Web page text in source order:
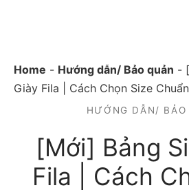
Home - Hướng dẫn/ Bảo quản -
Giày Fila | Cách Chọn Size
HƯỚNG DẪN/ BẢO
[Mới] Bảng
Fila | Cách